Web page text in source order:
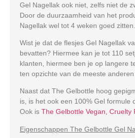
Gel Nagellak ook niet, zelfs niet de
Door de duurzaamheid van het
Nagellak wel tot 4 weken goed zitten.
Wist je dat de flesjes Gel Nagellak
bevatten? Hiermee kan je tot 110
klanten, hiermee ben je op langere
ten opzichte van de meeste anderen
Naast dat The Gelbottle hoog
is, is het ook een 100% Gel formule
Ook is The Gelbottle Vegan, Cruelty
Eigenschappen The Gelbottle Gel